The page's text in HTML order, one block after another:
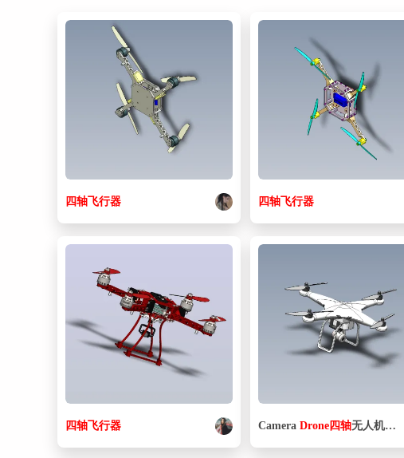
四轴飞行器 四轴飞行器
四轴飞行器 CameraDrone 四轴无人机造型